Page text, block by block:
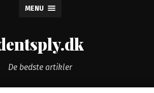
MENU
De bedste artikler